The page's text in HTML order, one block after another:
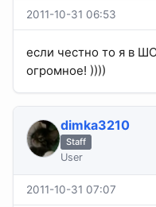
2011-10-31 06:53
если честно то я в
огромное! ))))
dimka3210
Staff
User
2011-10-31 07:07